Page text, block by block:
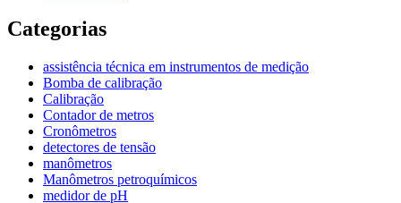
Categorias
assistência técnica em instrumentos de medição
Bomba de calibração
Calibração
Contador de metros
Cronômetros
detectores de tensão
manômetros
Manômetros petroquímicos
medidor de pH